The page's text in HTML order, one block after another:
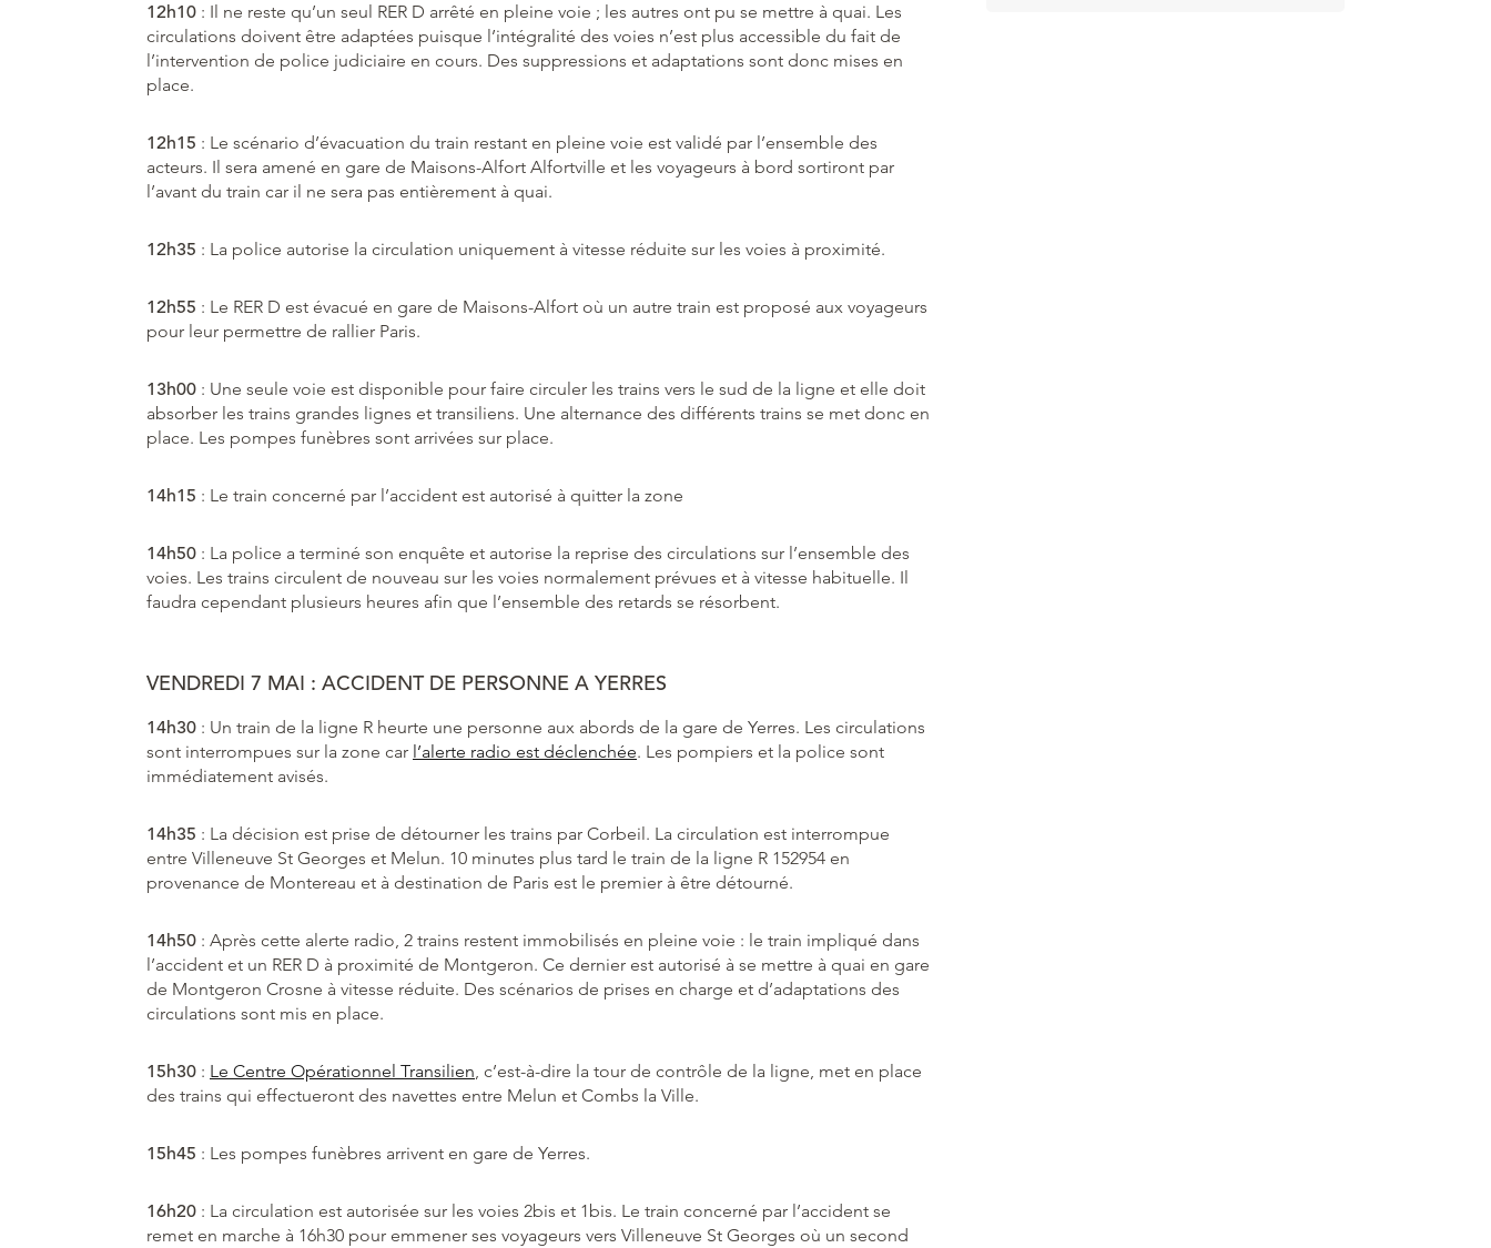
12h10 : Il ne reste qu’un seul RER D arrêté en pleine voie ; les autres ont pu se mettre à quai. Les
circulations doivent être adaptées puisque l’intégralité des voies n’est plus accessible du fait de
l’intervention de police judiciaire en cours. Des suppressions et adaptations sont donc mises en
place.
12h15 : Le scénario d’évacuation du train restant en pleine voie est validé par l’ensemble des
acteurs. Il sera amené en gare de Maisons-Alfort Alfortville et les voyageurs à bord sortiront par
l’avant du train car il ne sera pas entièrement à quai.
12h35 : La police autorise la circulation uniquement à vitesse réduite sur les voies à proximité.
12h55 : Le RER D est évacué en gare de Maisons-Alfort où un autre train est proposé aux voyageurs
pour leur permettre de rallier Paris.
13h00 : Une seule voie est disponible pour faire circuler les trains vers le sud de la ligne et elle doit
absorber les trains grandes lignes et transiliens. Une alternance des différents trains se met donc en
place. Les pompes funèbres sont arrivées sur place.
14h15 : Le train concerné par l’accident est autorisé à quitter la zone
14h50 : La police a terminé son enquête et autorise la reprise des circulations sur l’ensemble des
voies. Les trains circulent de nouveau sur les voies normalement prévues et à vitesse habituelle. Il
faudra cependant plusieurs heures afin que l’ensemble des retards se résorbent.
VENDREDI 7 MAI : ACCIDENT DE PERSONNE A YERRES
14h30 : Un train de la ligne R heurte une personne aux abords de la gare de Yerres. Les circulations
sont interrompues sur la zone car l’alerte radio est déclenchée. Les pompiers et la police sont
immédiatement avisés.
14h35 : La décision est prise de détourner les trains par Corbeil. La circulation est interrompue
entre Villeneuve St Georges et Melun. 10 minutes plus tard le train de la ligne R 152954 en
provenance de Montereau et à destination de Paris est le premier à être détourné.
14h50 : Après cette alerte radio, 2 trains restent immobilisés en pleine voie : le train impliqué dans
l’accident et un RER D à proximité de Montgeron. Ce dernier est autorisé à se mettre à quai en gare
de Montgeron Crosne à vitesse réduite. Des scénarios de prises en charge et d’adaptations des
circulations sont mis en place.
15h30 : Le Centre Opérationnel Transilien, c’est-à-dire la tour de contrôle de la ligne, met en place
des trains qui effectueront des navettes entre Melun et Combs la Ville.
15h45 : Les pompes funèbres arrivent en gare de Yerres.
16h20 : La circulation est autorisée sur les voies 2bis et 1bis. Le train concerné par l’accident se
remet en marche à 16h30 pour emmener ses voyageurs vers Villeneuve St Georges où un second